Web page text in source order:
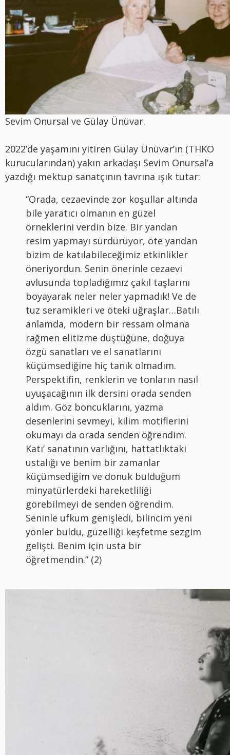
Sevim Onursal ve Gülay Ünüvar.
2022’de yaşamını yitiren Gülay Ünüvar’ın (THKO
kurucularından) yakın arkadaşı Sevim Onursal’a
yazdığı mektup sanatçının tavrına ışık tutar:
“Orada, cezaevinde zor koşullar altında
bile yaratıcı olmanın en güzel
örneklerini verdin bize. Bir yandan
resim yapmayı sürdürüyor, öte yandan
bizim de katılabileceğimiz etkinlikler
öneriyordun. Senin önerinle cezaevi
avlusunda topladığımız çakıl taşlarını
boyayarak neler neler yapmadık! Ve de
tuz seramikleri ve öteki uğraşlar…Batılı
anlamda, modern bir ressam olmana
rağmen elitizme düştüğüne, doğuya
özgü sanatları ve el sanatlarını
küçümsediğine hiç tanık olmadım.
Perspektifin, renklerin ve tonların nasıl
uyuşacağının ilk dersini orada senden
aldım. Göz boncuklarını, yazma
desenlerini sevmeyi, kilim motiflerini
okumayı da orada senden öğrendim.
Katı’ sanatının varlığını, hattatlıktaki
ustalığı ve benim bir zamanlar
küçümsediğim ve donuk bulduğum
minyatürlerdeki hareketliliği
görebilmeyi de senden öğrendim.
Seninle ufkum genişledi, bilincim yeni
yönler buldu, güzelliği keşfetme sezgim
gelişti. Benim için usta bir
öğretmendin.” (2)